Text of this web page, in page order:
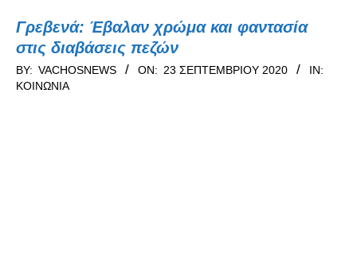
Γρεβενά: Έβαλαν χρώμα και φαντασία
στις διαβάσεις πεζών
2020-
09-
BY: VACHOSNEWS ON: 23 ΣΕΠΤΕΜΒΡΊΟΥ 2020
IN:
ΚΟΙΝΩΝΊΑ